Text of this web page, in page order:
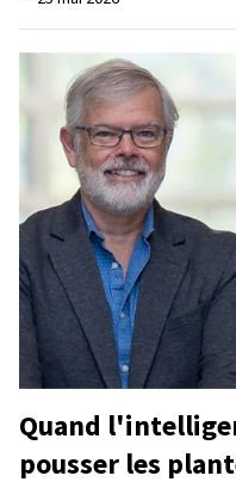
Quand
pousser les